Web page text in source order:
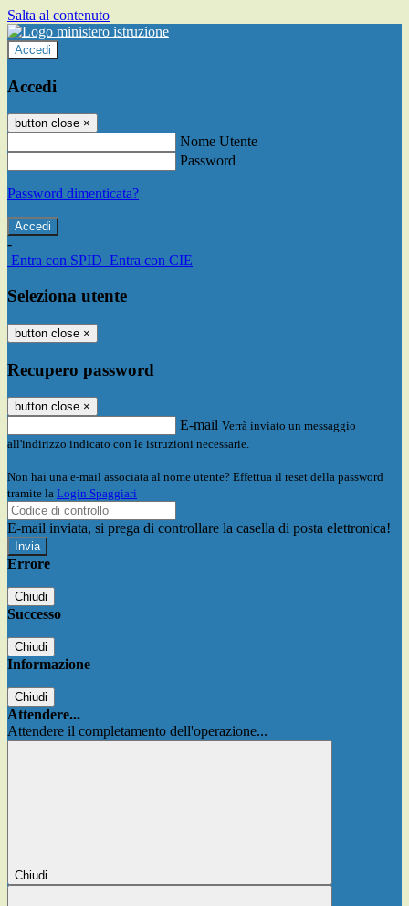
Salta al contenuto
Accedi
Accedi
button close ×
Nome Utente
Password
Password dimenticata?
-
Entra con SPID Entra con CIE
Seleziona utente
button close ×
Recupero password
button close ×
E-mail Verrà inviato un messaggio
all'indirizzo indicato con le istruzioni necessarie.
Non hai una e-mail associata al nome utente? Effettua il reset della password
tramite la Login Spaggiari
E-mail inviata, si prega di controllare la casella di posta elettronica!
Errore
Chiudi
Successo
Chiudi
Informazione
Chiudi
Attendere...
Attendere il completamento dell'operazione...
Chiudi